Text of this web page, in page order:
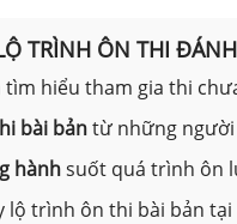
TRÌNH ÔN THI
tìm hiểu tham gia thi
bài bảntừ những người
hànhsuốt quá trình ôn
lộ trình ôn thi bài bản tại